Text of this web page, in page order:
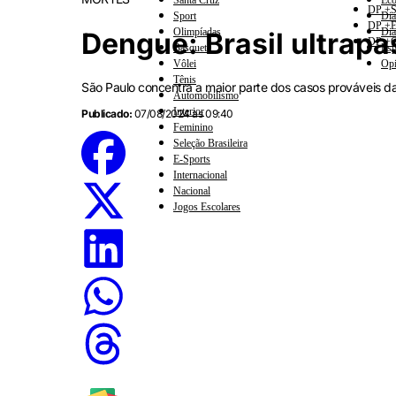
Sport
Olimpíadas
Basquete
Vôlei
Tênis
Automobilismo
Interior
Feminino
Seleção Brasileira
E-Sports
Internacional
Nacional
Jogos Escolares
DP
DP
DP
Dengue: Brasil
São Paulo concentra a maior parte dos casos prováveis
Publicado: 07/08/2024 às 09:40